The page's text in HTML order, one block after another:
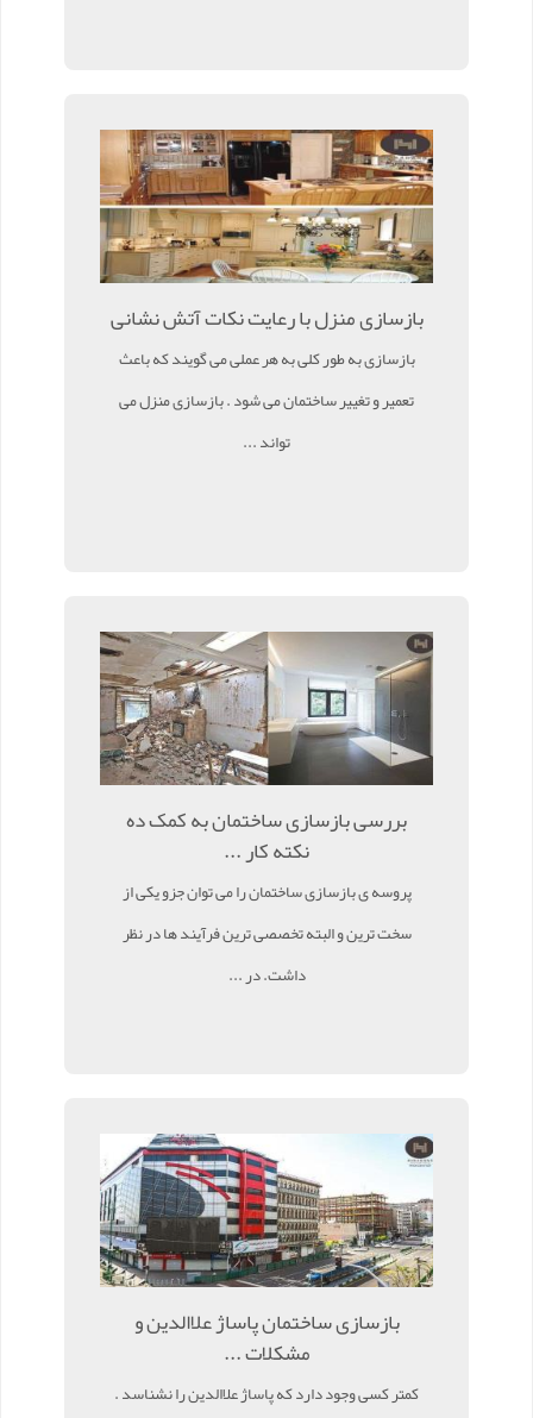
بازسازی منزل با رعایت نکات آتش نشانی
بازسازی به طور کلی به هر عملی می گویند که باعث
تعمیر و تغییر ساختمان می شود . بازسازی منزل می
تواند ...
بررسی بازسازی ساختمان به کمک ده
نکته کار ...
پروسه ی بازسازی ساختمان را می توان جزو یکی از
سخت ترین و البته تخصصی ترین فرآیند ها در نظر
داشت. در ...
بازسازی ساختمان پاساژ علاالدین و
مشکلات ...
کمتر کسی وجود دارد که پاساژ علاالدین را نشناسد .